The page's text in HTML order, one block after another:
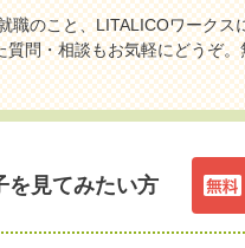
職のこと、LITALICOワークス
質問・相談もお気軽にどうぞ
を見てみたい方